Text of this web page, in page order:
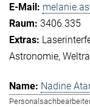
3406 335
Astronomie
Nadine